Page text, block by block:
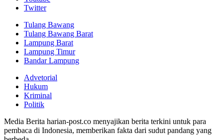
Twitter
Tulang Bawang
Tulang Bawang Barat
Lampung Barat
Lampung Timur
Bandar Lampung
Advetorial
Hukum
Kriminal
Politik
Media Berita harian-post.co menyajikan berita terkini untuk para
pembaca di Indonesia, memberikan fakta dari sudut pandang yang